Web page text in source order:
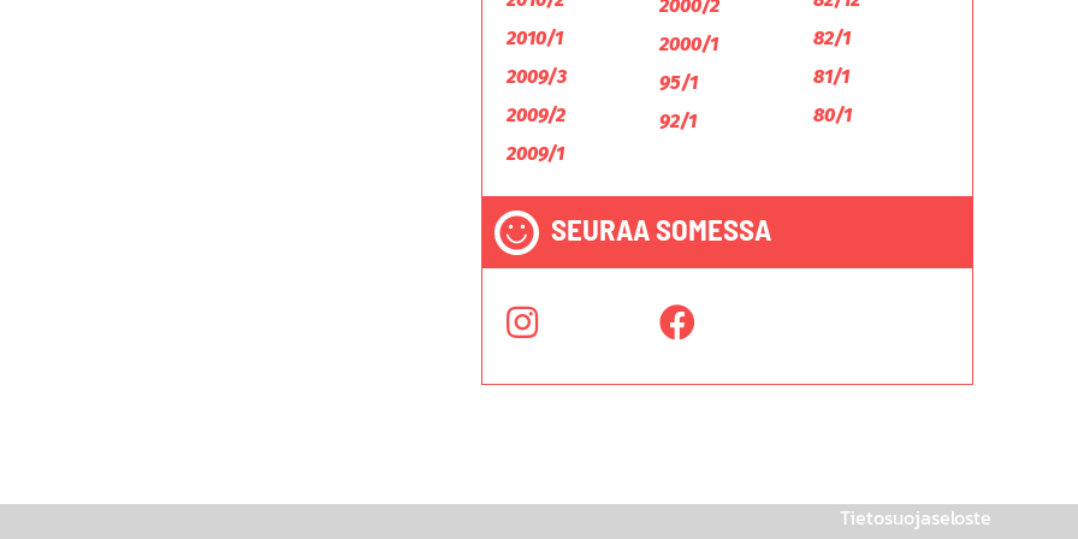
2010/1
2009/3
2009/2
2009/1
2000/2
2000/1
95/1
92/1
82/1
81/1
80/1
SEURAA SOMESSA
Tietosuojaseloste